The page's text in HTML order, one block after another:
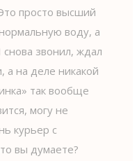
просто высший
воду, а
звонил, ждал
а на деле никакой
так вообще
могу не
курьер с
вы думаете?